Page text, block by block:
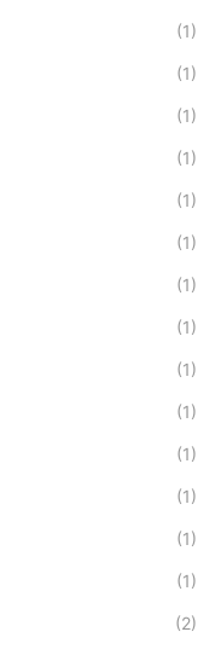
(1)
(1)
(1)
(1)
(1)
(1)
(1)
(1)
(1)
(1)
(1)
(1)
(1)
(1)
(2)